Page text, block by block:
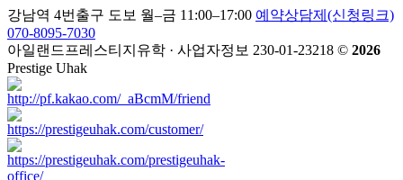
강남역 4번출구 도보 월–금 11:00–17:00 예약상담제(신청링크)
070-8095-7030
아일랜드프레스티지유학 · 사업자정보 230-01-23218 © 2026
Prestige Uhak